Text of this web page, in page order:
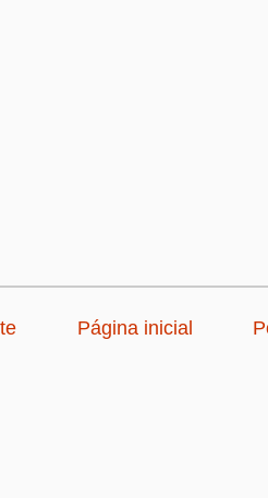
Página inicial